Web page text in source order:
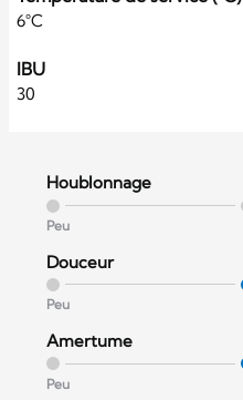
6°C
IBU
30
Houblonnage
Peu
Douceur
Peu
Amertume
Peu